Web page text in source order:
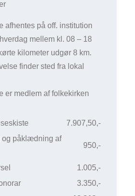
afhentes på off. institution
mellem kl. 08 – 18
kilometer udgør 8 km.
finder sted fra lokal
er medlem af folkekirken
7.907,50,-
påklædning af
950,-
1.005,-
3.350,-